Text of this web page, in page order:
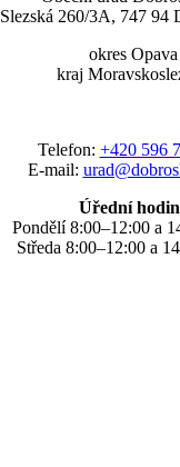
Slezská 260/3A, 747 94
okres Opava
kraj
Telefon: +420 596
E-mail:
Úřední
Pondělí 8:00–12:00 a
Středa 8:00–12:00 a